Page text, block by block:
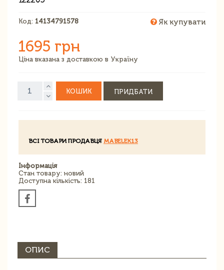
Код: 14134791578 Як купувати
1695 грн
Ціна вказана з доставкою в Україну
КОШИК ПРИДБАТИ
ВСІ ТОВАРИ ПРОДАВЦЯ MABELEK13
Інформація
Стан товару: новий
Доступна кількість: 181
ОПИС